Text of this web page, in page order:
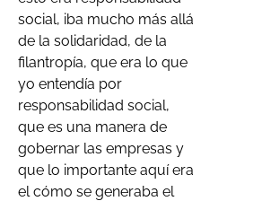
social, iba mucho más allá
de la solidaridad, de la
filantropía, que era lo que
yo entendía por
responsabilidad social,
que es una manera de
gobernar las empresas y
que lo importante aquí era
el cómo se generaba el